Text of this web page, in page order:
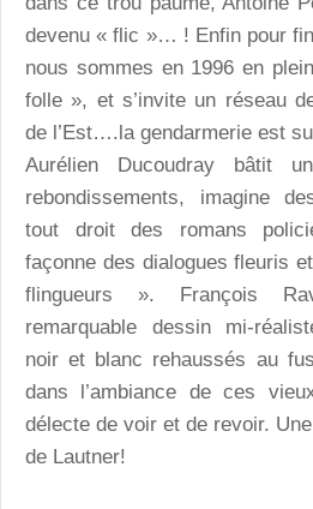
devenu « flic »… ! Enfin pour
nous sommes en 1996 en
folle », et s’invite un réseau
de l’Est….la gendarmerie est
Aurélien Ducoudray bâtit
rebondissements, imagine
tout droit des romans
façonne des dialogues fleuris
flingueurs ». François
remarquable dessin mi-
noir et blanc rehaussés au
dans l’ambiance de ces
délecte de voir et de revoir.
de Lautner!